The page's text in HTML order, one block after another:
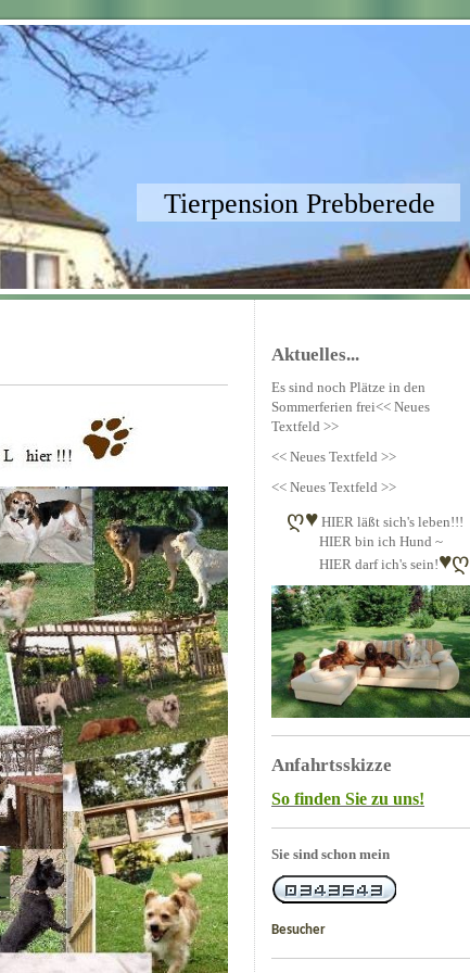
Tierpension Prebberede
Aktuelles...
Es sind noch Plätze in den
Sommerferien frei<< Neues
Textfeld >>
<< Neues Textfeld >>
<< Neues Textfeld >>
ღ♥HIER läßt sich's leben!!!
HIER bin ich Hund ~
HIER darf ich's sein!♥ღ
Anfahrtsskizze
So finden Sie zu uns!
Sie sind schon mein
Besucher